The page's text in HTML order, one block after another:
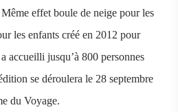
effet boule de neige pour les
les enfants créé en 2012 pour
accueilli jusqu’à 800 personnes
se déroulera le 28 septembre
du Voyage.